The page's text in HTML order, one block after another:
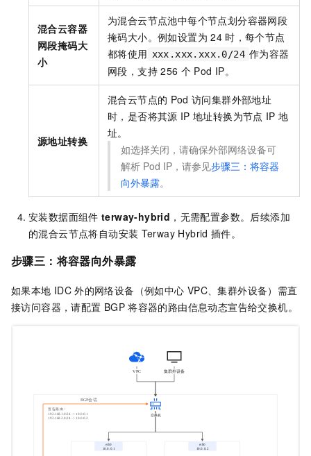
混合云容器
网段掩码大
小
为混合云节点池中每个节点划分容器网段
掩码大小。例如设置为 24 时，每个节点
都将使用 xxx.xxx.xxx.0/24 作为容器
网段，支持 256 个 Pod IP。
源地址转换
混合云节点的 Pod 访问集群外部地址
时，是否将其源 IP 地址转换为节点 IP 地
址。
如选择关闭，请确保外部网络设备可
解析 Pod IP，请参见步骤三：将容器
向外暴露。
安装数据面组件 terway-hybrid ，无需配置参数。后续添加
的混合云节点将自动安装 Terway Hybrid 插件。
步骤三：将容器向外暴露
如果本地 IDC 外的网络设备（例如中心 VPC、集群外设备）需直
接访问容器，请配置 BGP 将容器的路由信息动态宣告给交换机。